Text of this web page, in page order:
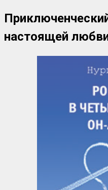
настоящей